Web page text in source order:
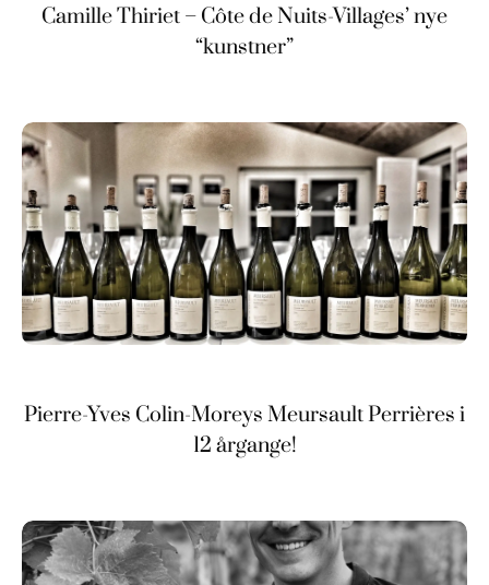
Camille Thiriet – Côte de Nuits-Villages’ nye
“kunstner”
Pierre-Yves Colin-Moreys Meursault Perrières i
12 årgange!